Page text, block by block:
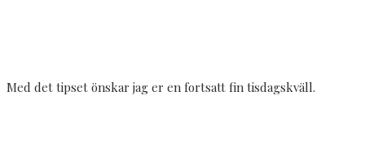
Med det tipset önskar jag er en fortsatt fin tisdagskväll.